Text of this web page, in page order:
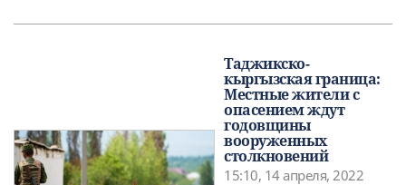
Таджикско-
кыргызская граница:
Местные жители с
опасением ждут
годовщины
вооруженных
столкновений
15:10, 14 апреля, 2022